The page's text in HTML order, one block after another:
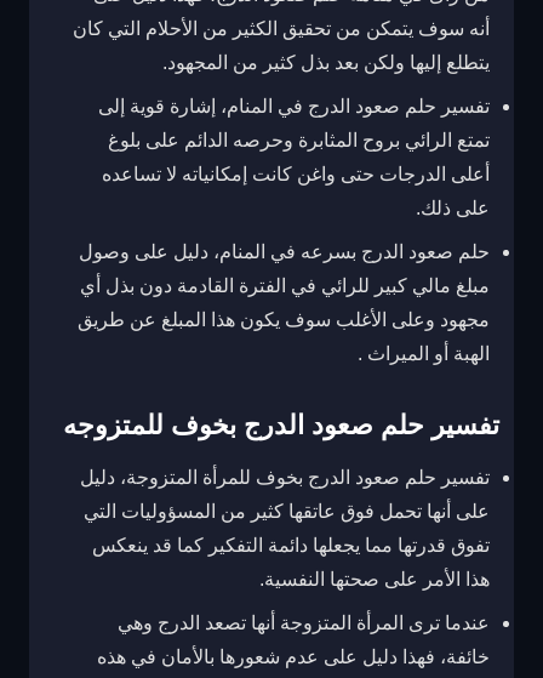
أنه سوف يتمكن من تحقيق الكثير من الأحلام التي كان
يتطلع إليها ولكن بعد بذل كثير من المجهود.
تفسير حلم صعود الدرج في المنام، إشارة قوية إلى
تمتع الرائي بروح المثابرة وحرصه الدائم على بلوغ
أعلى الدرجات حتى واغن كانت إمكانياته لا تساعده
على ذلك.
حلم صعود الدرج بسرعه في المنام، دليل على وصول
مبلغ مالي كبير للرائي في الفترة القادمة دون بذل أي
مجهود وعلى الأغلب سوف يكون هذا المبلغ عن طريق
الهبة أو الميراث .
تفسير حلم صعود الدرج بخوف للمتزوجه
تفسير حلم صعود الدرج بخوف للمرأة المتزوجة، دليل
على أنها تحمل فوق عاتقها كثير من المسؤوليات التي
تفوق قدرتها مما يجعلها دائمة التفكير كما قد ينعكس
هذا الأمر على صحتها النفسية.
عندما ترى المرأة المتزوجة أنها تصعد الدرج وهي
خائفة، فهذا دليل على عدم شعورها بالأمان في هذه